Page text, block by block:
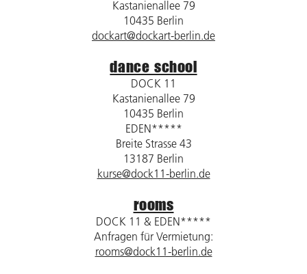
Kastanienallee 79
10435 Berlin
dockart@dockart-berlin.de
dance school
DOCK 11
Kastanienallee 79
10435 Berlin
EDEN*****
Breite Strasse 43
13187 Berlin
kurse@dock11-berlin.de
rooms
DOCK 11 & EDEN*****
Anfragen für Vermietung:
rooms@dock11-berlin.de